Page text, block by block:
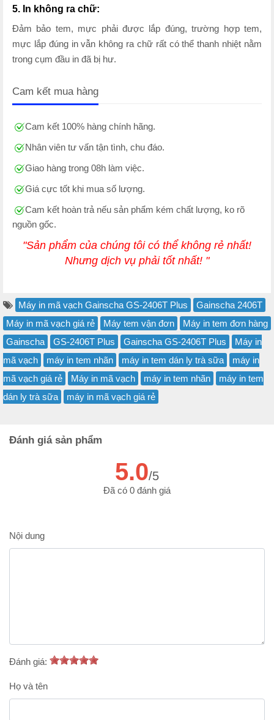
5. In không ra chữ:
Đảm bảo tem, mực phải được lắp đúng, trường hợp tem,
mực lắp đúng in vẫn không ra chữ rất có thể thanh nhiệt nằm
trong cụm đầu in đã bị hư.
Cam kết mua hàng
Cam kết 100% hàng chính hãng.
Nhân viên tư vấn tận tình, chu đáo.
Giao hàng trong 08h làm việc.
Giá cực tốt khi mua số lượng.
Cam kết hoàn trả nếu sản phẩm kém chất lượng, ko rõ
nguồn gốc.
"Sản phẩm của chúng tôi có thể không rẻ nhất!
Nhưng dịch vụ phải tốt nhất! "
Máy in mã vạch Gainscha GS-2406T Plus
Gainscha 2406T
Máy in mã vạch giá rẻ
Máy tem vận đơn
Máy in tem đơn hàng
Gainscha
GS-2406T Plus Gainscha GS-2406T Plus
Máy in
mã vạch
máy in tem nhãn máy in tem dán ly trà sữa
máy in
mã vạch giá rẻ
Máy in mã vạch máy in tem nhãn
máy in tem
dán ly trà sữa
máy in mã vạch giá rẻ
Đánh giá sản phẩm
5.0/5
Đã có 0 đánh giá
Nội dung
Đánh giá:
Họ và tên